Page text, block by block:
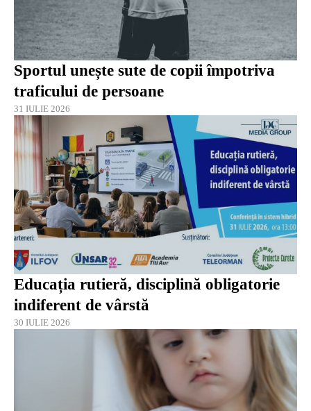
Sportul unește sute de copii împotriva
traficului de persoane
31 IULIE 2026
Educația rutieră, disciplină obligatorie
indiferent de vârstă
30 IULIE 2026